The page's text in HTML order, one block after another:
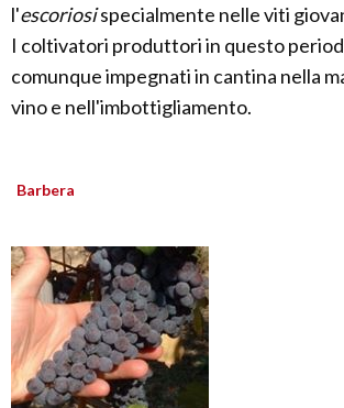
l'escoriosispecialmente nelle viti
I coltivatori produttori in questo
comunque impegnati in cantina nella
vino e nell'imbottigliamento.
Barbera